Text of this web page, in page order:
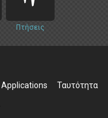
Πτήσεις
Applications
Ταυτότητα